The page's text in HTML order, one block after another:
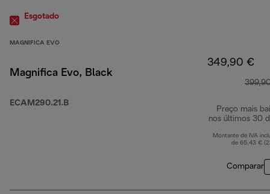
Esgotado
MAGNIFICA EVO
Magnifica Evo, Black
ECAM290.21.B
349,90 €
Preço mais
nos últimos 30
Montante de IVA
de 65,43 €
Comparar